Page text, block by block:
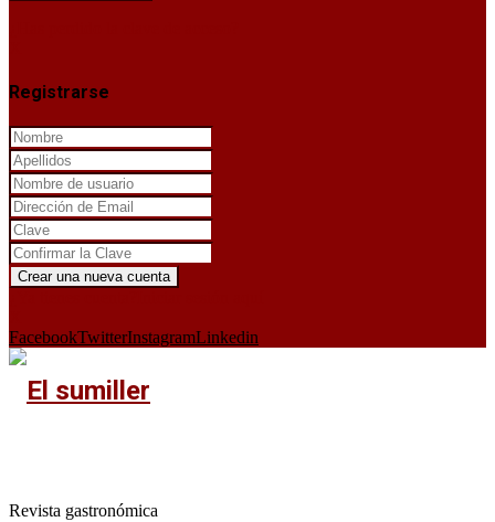
Registrarse
FacebookTwitterInstagramLinkedin
Revista gastronómica